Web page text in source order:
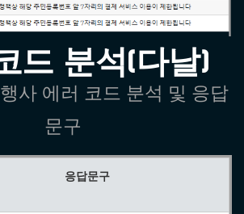
드 분석(다날)
사 에러 코드 분석 및 응답
문구
응답문구